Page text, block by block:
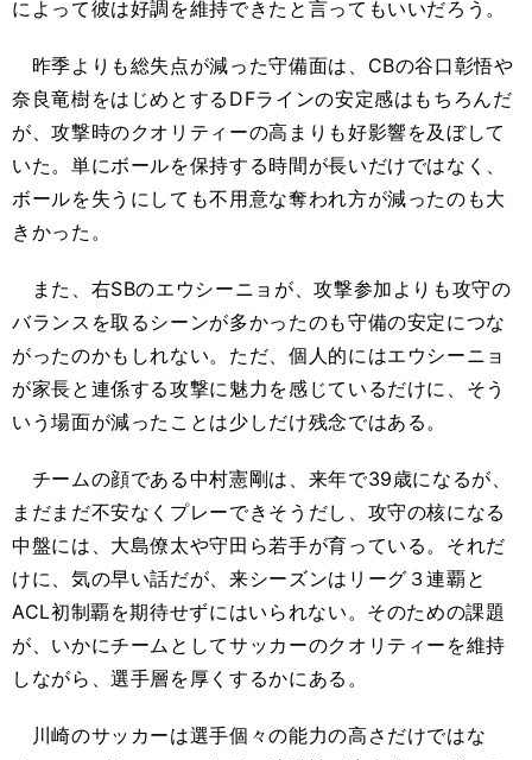
によって彼は好調を維持できたと言ってもいいだろう。
昨季よりも総失点が減った守備面は、CBの谷口彰悟や
奈良竜樹をはじめとするDFラインの安定感はもちろんだ
が、攻撃時のクオリティーの高まりも好影響を及ぼして
いた。単にボールを保持する時間が長いだけではなく、
ボールを失うにしても不用意な奪われ方が減ったのも大
きかった。
また、右SBのエウシーニョが、攻撃参加よりも攻守の
バランスを取るシーンが多かったのも守備の安定につな
がったのかもしれない。ただ、個人的にはエウシーニョ
が家長と連係する攻撃に魅力を感じているだけに、そう
いう場面が減ったことは少しだけ残念ではある。
チームの顔である中村憲剛は、来年で39歳になるが、
まだまだ不安なくプレーできそうだし、攻守の核になる
中盤には、大島僚太や守田ら若手が育っている。それだ
けに、気の早い話だが、来シーズンはリーグ３連覇と
ACL初制覇を期待せずにはいられない。そのための課題
が、いかにチームとしてサッカーのクオリティーを維持
しながら、選手層を厚くするかにある。
川崎のサッカーは選手個々の能力の高さだけではな